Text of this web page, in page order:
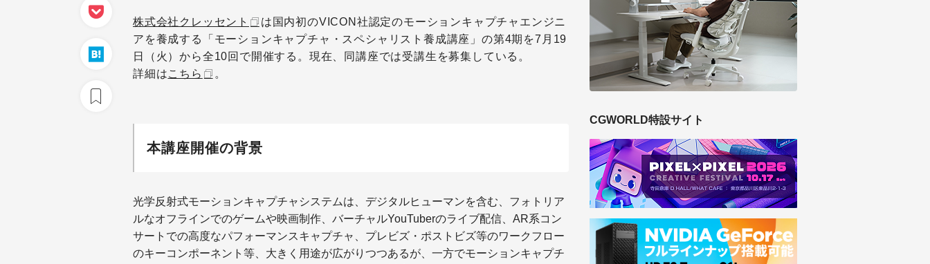
株式会社クレッセント
は国内初のVICON社認定のモーションキャプチャエンジニ
アを養成する「モーションキャプチャ・スペシャリスト養成講座」の第4期を7月19
日（火）から全10回で開催する。現在、同講座では受講生を募集している。
詳細はこちら 。
本講座開催の背景
光学反射式モーションキャプチャシステムは、デジタルヒューマンを含む、フォトリア
ルなオフラインでのゲームや映画制作、バーチャルYouTuberのライブ配信、AR系コン
サートでの高度なパフォーマンスキャプチャ、プレビズ・ポストビズ等のワークフロー
のキーコンポーネント等、大きく用途が広がりつつあるが、一方でモーションキャプチ
CGWORLD特設サイト